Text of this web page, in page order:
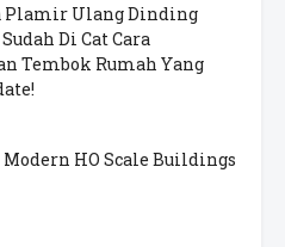
Plamir Ulang Dinding
Di Cat Cara
Tembok Rumah Yang
HO Scale Buildings